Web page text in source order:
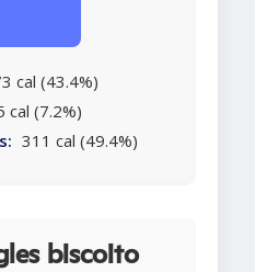
cal (43.4%)
cal (7.2%)
311 cal (49.4%)
biscoito